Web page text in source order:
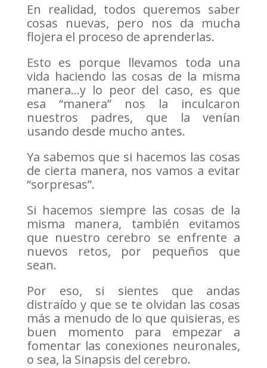
En realidad, todos queremos saber
cosas nuevas, pero nos da mucha
flojera el proceso de aprenderlas.
Esto es porque llevamos toda una
vida haciendo las cosas de la misma
manera…y lo peor del caso, es que
esa “manera” nos la inculcaron
nuestros padres, que la venían
usando desde mucho antes.
Ya sabemos que si hacemos las cosas
de cierta manera, nos vamos a evitar
“sorpresas”.
Si hacemos siempre las cosas de la
misma manera, también evitamos
que nuestro cerebro se enfrente a
nuevos retos, por pequeños que
sean.
Por eso, si sientes que andas
distraído y que se te olvidan las cosas
más a menudo de lo que quisieras, es
buen momento para empezar a
fomentar las conexiones neuronales,
o sea, la Sinapsis del cerebro.